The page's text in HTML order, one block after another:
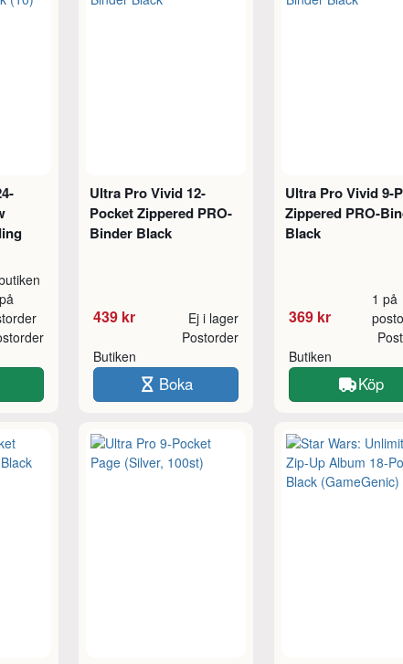
Ultra Pro Vivid 12-
Pocket Zippered PRO-
Binder Black
439 kr Ej i lager
Butiken
Postorder
Boka
Ultra Pro Vivid 9-
Zippered PRO-
Black
369 kr
1 på
Butiken
Köp